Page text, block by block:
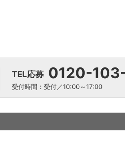
TEL応募 0120-
受付時間：受付／10:00～17:00